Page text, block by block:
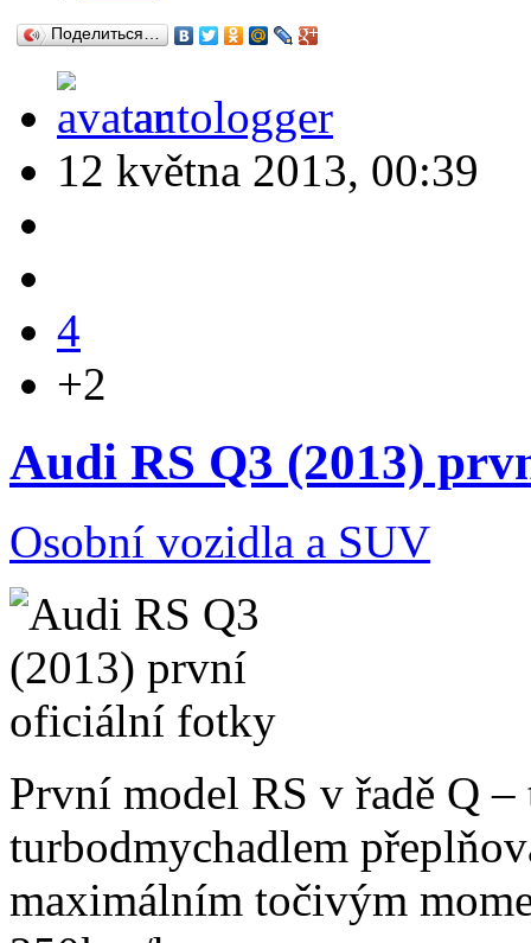
Поделиться…
autologger
12 května 2013, 00:39
4
+2
Audi RS Q3 (2013)
Osobní vozidla a SUV
První model RS v řadě Q
turbodmychadlem
maximálním točivým